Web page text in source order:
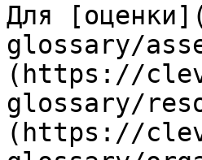
Для
glossary/
(https://
glossary/
(https://